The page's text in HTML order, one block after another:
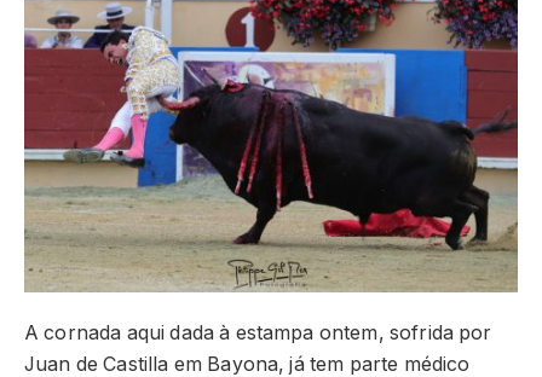
A cornada aqui dada à estampa ontem, sofrida por
Juan de Castilla em Bayona, já tem parte médico